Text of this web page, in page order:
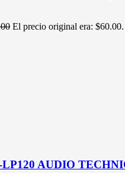
El precio original era: $60.00.
LP120 AUDIO